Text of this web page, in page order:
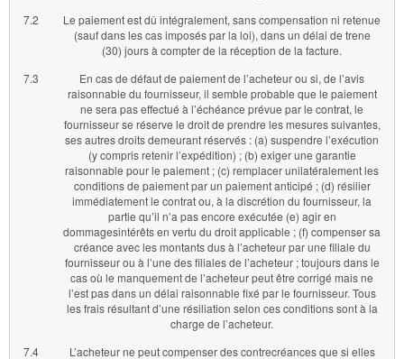
7.2
Le paiement est dû intégralement, sans compensation ni retenue
(sauf dans les cas imposés par la loi), dans un délai de trene
(30) jours à compter de la réception de la facture.
7.3
En cas de défaut de paiement de l’acheteur ou si, de l’avis
raisonnable du fournisseur, il semble probable que le paiement
ne sera pas effectué à l’échéance prévue par le contrat, le
fournisseur se réserve le droit de prendre les mesures suivantes,
ses autres droits demeurant réservés : (a) suspendre l’exécution
(y compris retenir l’expédition) ; (b) exiger une garantie
raisonnable pour le paiement ; (c) remplacer unilatéralement les
conditions de paiement par un paiement anticipé ; (d) résilier
immédiatement le contrat ou, à la discrétion du fournisseur, la
partie qu’il n’a pas encore exécutée (e) agir en
dommagesintérêts en vertu du droit applicable ; (f) compenser sa
créance avec les montants dus à l’acheteur par une filiale du
fournisseur ou à l’une des filiales de l’acheteur ; toujours dans le
cas où le manquement de l’acheteur peut être corrigé mais ne
l’est pas dans un délai raisonnable fixé par le fournisseur. Tous
les frais résultant d’une résiliation selon ces conditions sont à la
charge de l’acheteur.
7.4
L’acheteur ne peut compenser des contrecréances que si elles